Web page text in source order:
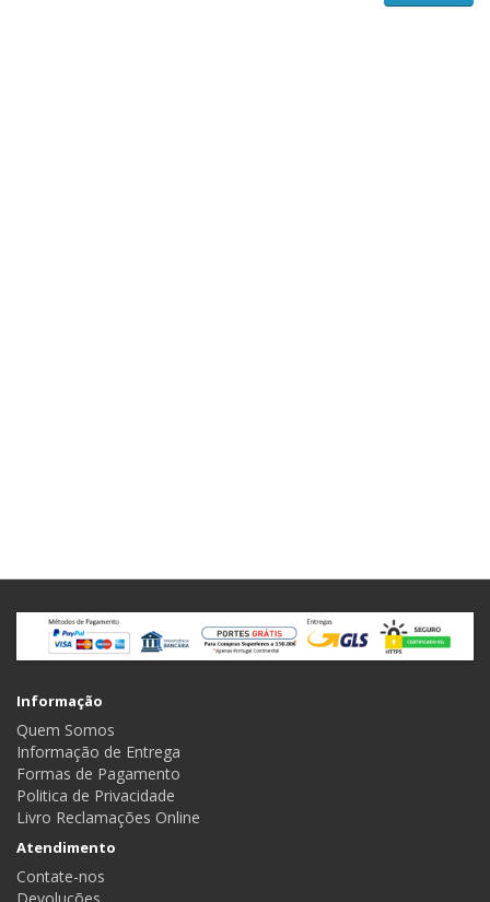
Informação
Quem Somos
Informação de Entrega
Formas de Pagamento
Politica de Privacidade
Livro Reclamações Online
Atendimento
Contate-nos